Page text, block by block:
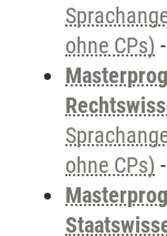
ohne CPs) -
ohne CPs) -